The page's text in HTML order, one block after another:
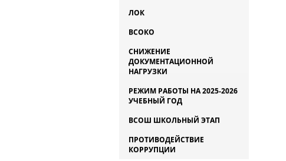
ЛОК
ВСОКО
СНИЖЕНИЕ
ДОКУМЕНТАЦИОННОЙ
НАГРУЗКИ
РЕЖИМ РАБОТЫ НА 2025-2026
УЧЕБНЫЙ ГОД
ВСОШ ШКОЛЬНЫЙ ЭТАП
ПРОТИВОДЕЙСТВИЕ
КОРРУПЦИИ